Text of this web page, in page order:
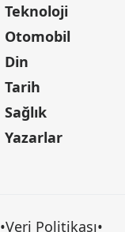
Teknoloji
Otomobil
Din
Tarih
Sağlık
Yazarlar
•Veri Politikası•